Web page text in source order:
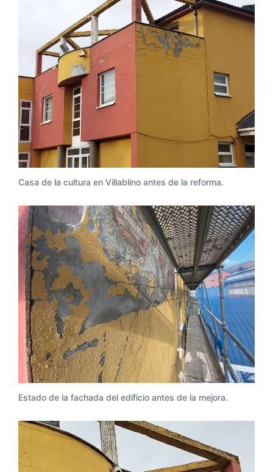
Casa de la cultura en Villablino antes de la reforma.
Estado de la fachada del edificio antes de la mejora.